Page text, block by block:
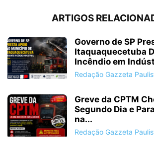
ARTIGOS
Governo de SP
Itaquaquecetuba
Incêndio em
Redação Gazzeta
Greve da CPTM
Segundo Dia e
na...
Redação Gazzeta